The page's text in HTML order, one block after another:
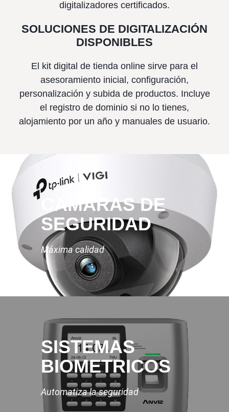
digitalizadores certificados.
SOLUCIONES DE DIGITALIZACIÓN
DISPONIBLES
El kit digital de tienda online sirve para el
asesoramiento inicial, configuración,
personalización y subida de productos. Incluye
el registro de dominio si no lo tienes,
alojamiento por un año y manuales de usuario.
CAMARAS DE
SEGURIDAD
Máxima calidad
SISTEMAS
BIOMETRICOS
Automatiza la seguridad